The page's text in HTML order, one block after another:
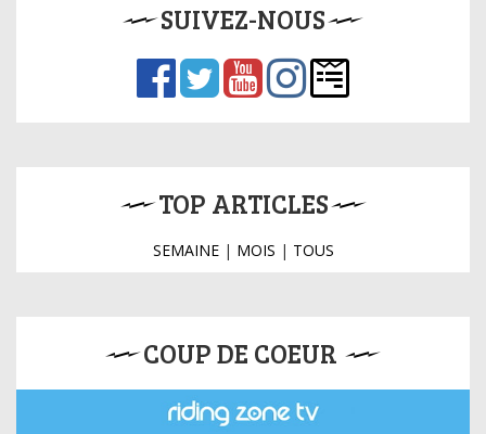
SUIVEZ-NOUS
TOP ARTICLES
SEMAINE| MOIS | TOUS
COUP DE COEUR